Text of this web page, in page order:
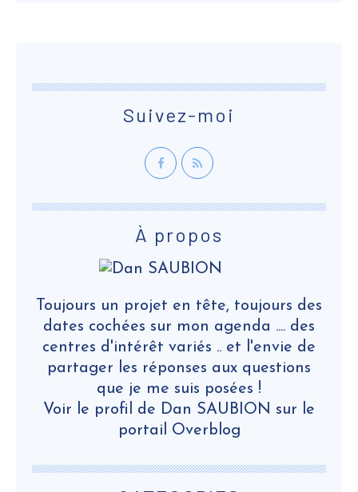
Suivez-moi
À propos
Toujours un projet en tête, toujours des
dates cochées sur mon agenda .... des
centres d'intérêt variés .. et l'envie de
partager les réponses aux questions
que je me suis posées !
Voir le profil de Dan SAUBION sur le
portail Overblog